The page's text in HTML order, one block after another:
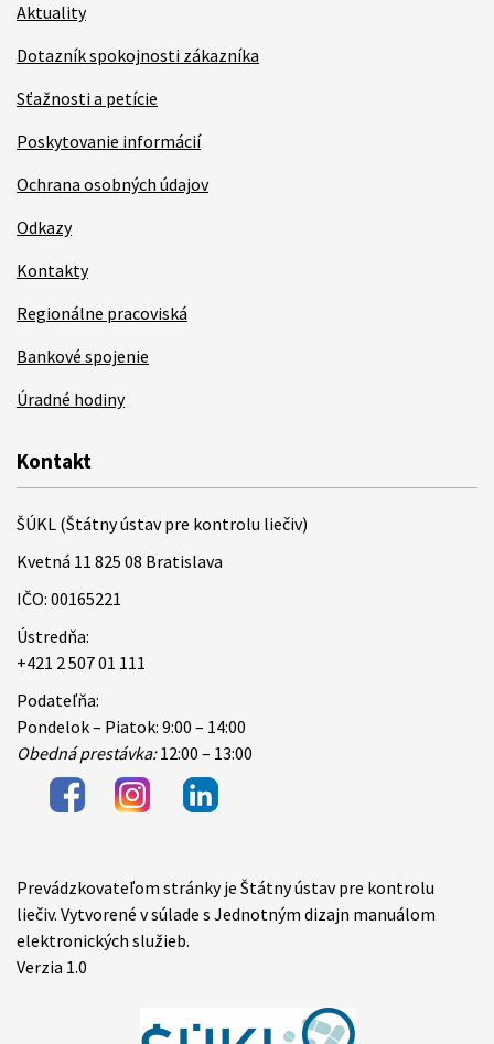
Aktuality
Dotazník spokojnosti zákazníka
Sťažnosti a petície
Poskytovanie informácií
Ochrana osobných údajov
Odkazy
Kontakty
Regionálne pracoviská
Bankové spojenie
Úradné hodiny
Kontakt
ŠÚKL (Štátny ústav pre kontrolu liečiv)
Kvetná 11 825 08 Bratislava
IČO: 00165221
Ústredňa:
+421 2 507 01 111
Podateľňa:
Pondelok – Piatok: 9:00 – 14:00
Obedná prestávka:12:00 – 13:00
Items
Prevádzkovateľom stránky je Štátny ústav pre kontrolu
liečiv. Vytvorené v súlade s Jednotným dizajn manuálom
elektronických služieb.
Verzia 1.0